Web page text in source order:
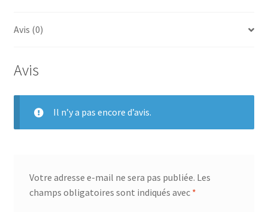
Avis (0)
Avis
Il n’y a pas encore d’avis.
Votre adresse e-mail ne sera pas publiée. Les
champs obligatoires sont indiqués avec *